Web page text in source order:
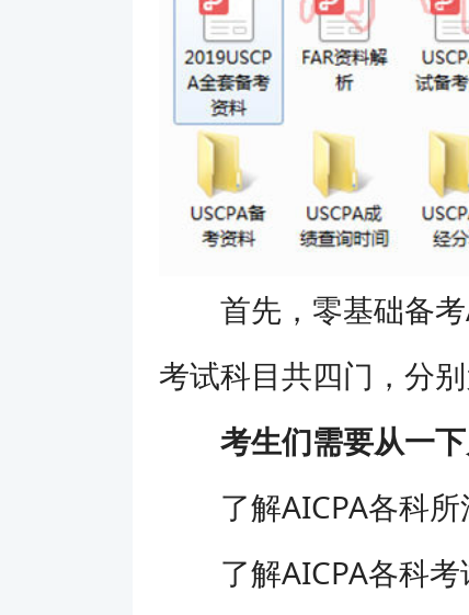
首先，零基础备考
考试科目共四门，分别
考生们需要从一下
了解AICPA各科所
了解AICPA各科考